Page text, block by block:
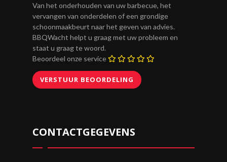
Van het onderhouden van uw barbecue, het
vervangen van onderdelen of een grondige
schoonmaakbeurt naar het geven van advies.
BBQWacht helpt u graag met uw probleem en
staat u graag te woord.
Beoordeel onze service
CONTACTGEGEVENS